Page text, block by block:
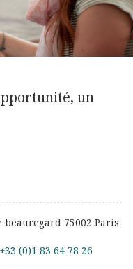
un
beauregard 75002 Paris
+33 (0)1 83 64 78 26